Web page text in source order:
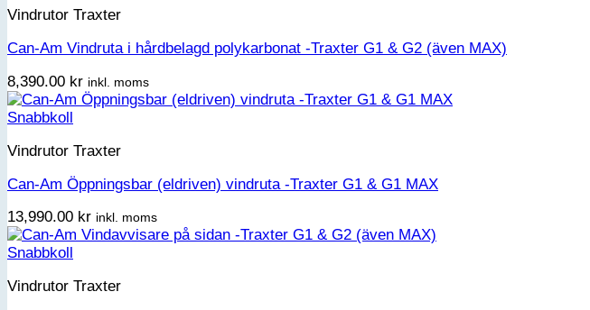
Vindrutor Traxter
Can-Am Vindruta i hårdbelagd polykarbonat -Traxter G1 & G2 (även MAX)
8,390.00 kr inkl. moms
Snabbkoll
Vindrutor Traxter
Can-Am Öppningsbar (eldriven) vindruta -Traxter G1 & G1 MAX
13,990.00 kr inkl. moms
Snabbkoll
Vindrutor Traxter